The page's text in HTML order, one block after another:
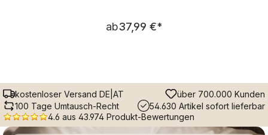
Regulärer Preis:
ab37,99 €*
kostenloser Versand DE|AT
über 700.000 Kunden
100 Tage Umtausch-Recht
54.630 Artikel sofort lieferbar
4.6 aus 43.974 Produkt-Bewertungen